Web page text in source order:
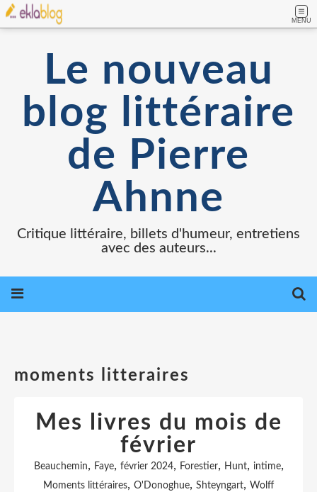
MENU
Le nouveau
blog littéraire
de Pierre
Ahnne
Critique littéraire, billets d'humeur, entretiens
avec des auteurs...
moments litteraires
Mes livres du mois de
février
Beauchemin, Faye, février 2024, Forestier, Hunt, intime,
Moments littéraires, O'Donoghue, Shteyngart, Wolff